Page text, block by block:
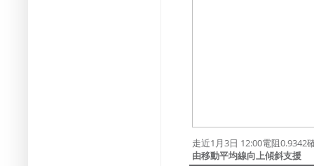
走近1月3日 12:00電阻0.9342
由移動平均線向上傾斜支援